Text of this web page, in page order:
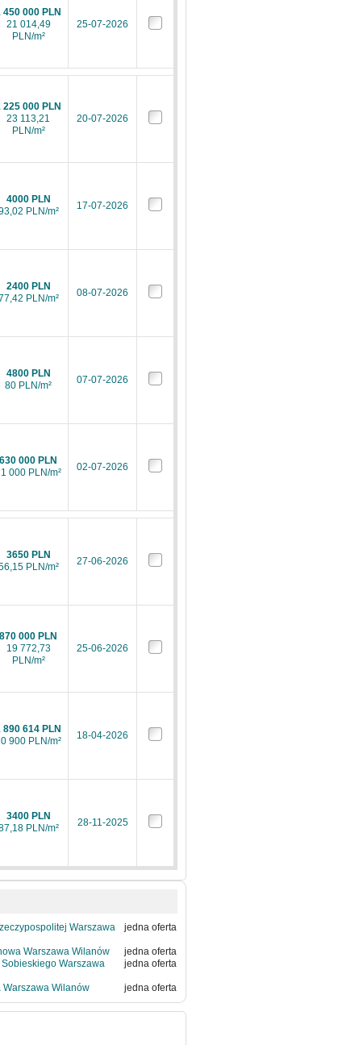
450 000 PLN
21 014,49
PLN/m²
25-07-2026
225 000 PLN
23 113,21
PLN/m²
20-07-2026
4000 PLN
PLN/m²
17-07-2026
2400 PLN
PLN/m²
08-07-2026
4800 PLN
80 PLN/m²
07-07-2026
630 000 PLN
000 PLN/m²
02-07-2026
3650 PLN
PLN/m²
27-06-2026
870 000 PLN
19 772,73
PLN/m²
25-06-2026
890 614 PLN
900 PLN/m²
18-04-2026
3400 PLN
PLN/m²
28-11-2025
jedna oferta
Warszawa
jedna oferta
Warszawa Wilanów
jedna oferta
Warszawa
jedna oferta
Warszawa Wilanów